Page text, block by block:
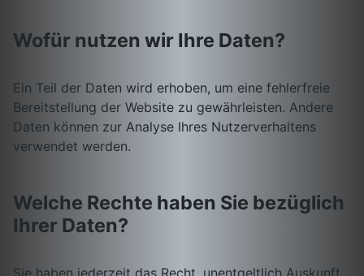
Wofür nutzen wir Ihre Daten?
Ein Teil der Daten wird erhoben, um eine fehlerfreie
Bereitstellung der Website zu gewährleisten. Andere
Daten können zur Analyse Ihres Nutzerverhaltens
verwendet werden.
Welche Rechte haben Sie bezüglich
Ihrer Daten?